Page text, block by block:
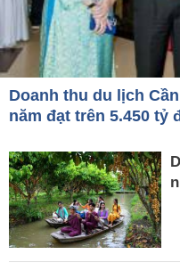
Doanh thu du lịch
năm đạt trên 5.450 tỷ